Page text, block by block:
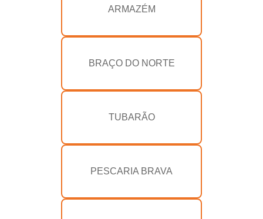
ARMAZÉM
BRAÇO DO NORTE
TUBARÃO
PESCARIA BRAVA